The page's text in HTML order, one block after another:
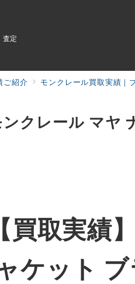
査定
ご紹介 モンクレール買取実績｜
ンクレール マヤ
【買取実績
ケット